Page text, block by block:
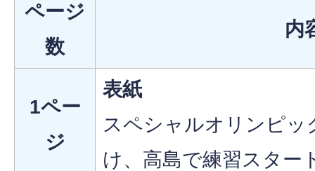
ページ
数
内
1ペー
ジ
表紙
スペシャルオリンピッ
け、高島で練習スター